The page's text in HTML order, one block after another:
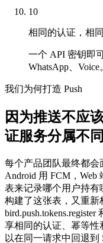
10
相同的认证，相
一个 API 密钥即
WhatsApp、
我们为何打造 Push
因为推送不应
证服务分属不
每个产品团队最终都会
Android 用 FCM，Web
表来记录哪个用户持有
构建了这张表，又重新
bird.push.tokens.register
享相同的认证、幂等性
以在同一请求中回退到